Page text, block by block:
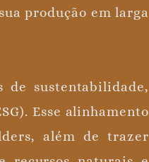
produção em larga
de sustentabilidade,
Esse alinhamento
além de trazer